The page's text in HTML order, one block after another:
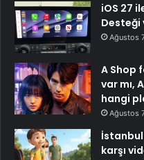
iOS 27
Desteği
Ağustos
A Shop
var mı,
hangi
Ağustos
İstanbul
karşı